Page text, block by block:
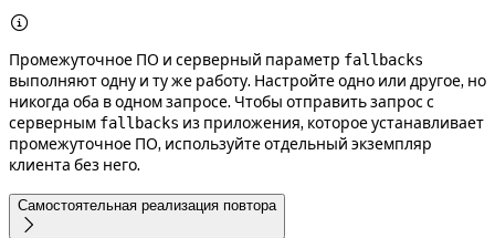

Промежуточное ПО и серверный параметр fallbacks
выполняют одну и ту же работу. Настройте одно или другое, но
никогда оба в одном запросе. Чтобы отправить запрос с
серверным fallbacks из приложения, которое устанавливает
промежуточное ПО, используйте отдельный экземпляр
клиента без него.
Самостоятельная реализация повтора
